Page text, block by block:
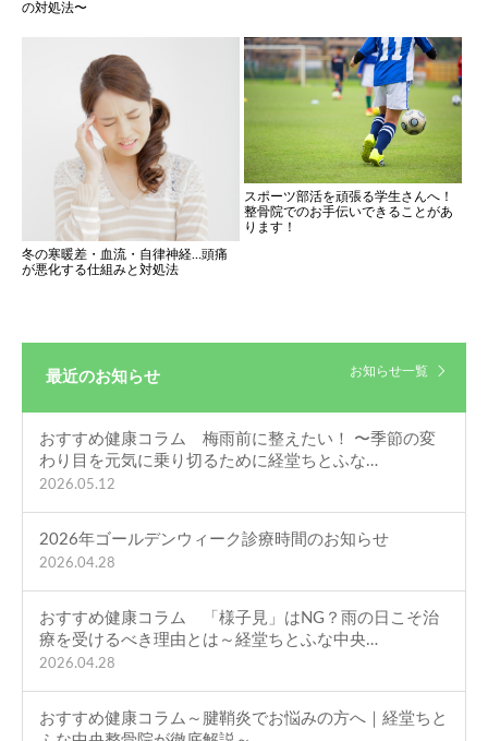
の対処法〜
冬の寒暖差・血流・自律神経…頭痛
が悪化する仕組みと対処法
スポーツ部活を頑張る学生さんへ！
整骨院でのお手伝いできることがあ
ります！
最近のお知らせ お知らせ一覧
おすすめ健康コラム 梅雨前に整えたい！ 〜季節の変
わり目を元気に乗り切るために経堂ちとふな…
2026.05.12
2026年ゴールデンウィーク診療時間のお知らせ
2026.04.28
おすすめ健康コラム 「様子見」はNG？雨の日こそ治
療を受けるべき理由とは～経堂ちとふな中央…
2026.04.28
おすすめ健康コラム～腱鞘炎でお悩みの方へ｜経堂ちと